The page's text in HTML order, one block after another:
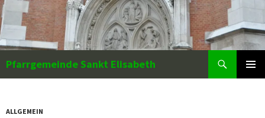
Zum
Inhalt
springen
Pfarrgemeinde Sankt Elisabeth
ALLGEMEIN